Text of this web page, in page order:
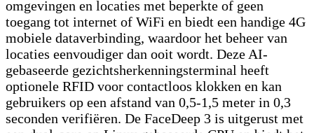
omgevingen en locaties met beperkte of geen
toegang tot internet of WiFi en biedt een handige 4G
mobiele dataverbinding, waardoor het beheer van
locaties eenvoudiger dan ooit wordt. Deze AI-
gebaseerde gezichtsherkenningsterminal heeft
optionele RFID voor contactloos klokken en kan
gebruikers op een afstand van 0,5-1,5 meter in 0,3
seconden verifiëren. De FaceDeep 3 is uitgerust met